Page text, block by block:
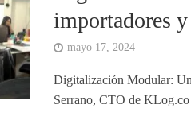
importadores
mayo 17, 2024
Digitalización Modular:
Serrano, CTO de